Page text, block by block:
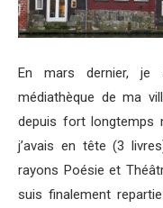
En mars dernier, je
médiathèque de ma
depuis fort longtemps
j’avais en tête (3
rayons Poésie et
suis finalement